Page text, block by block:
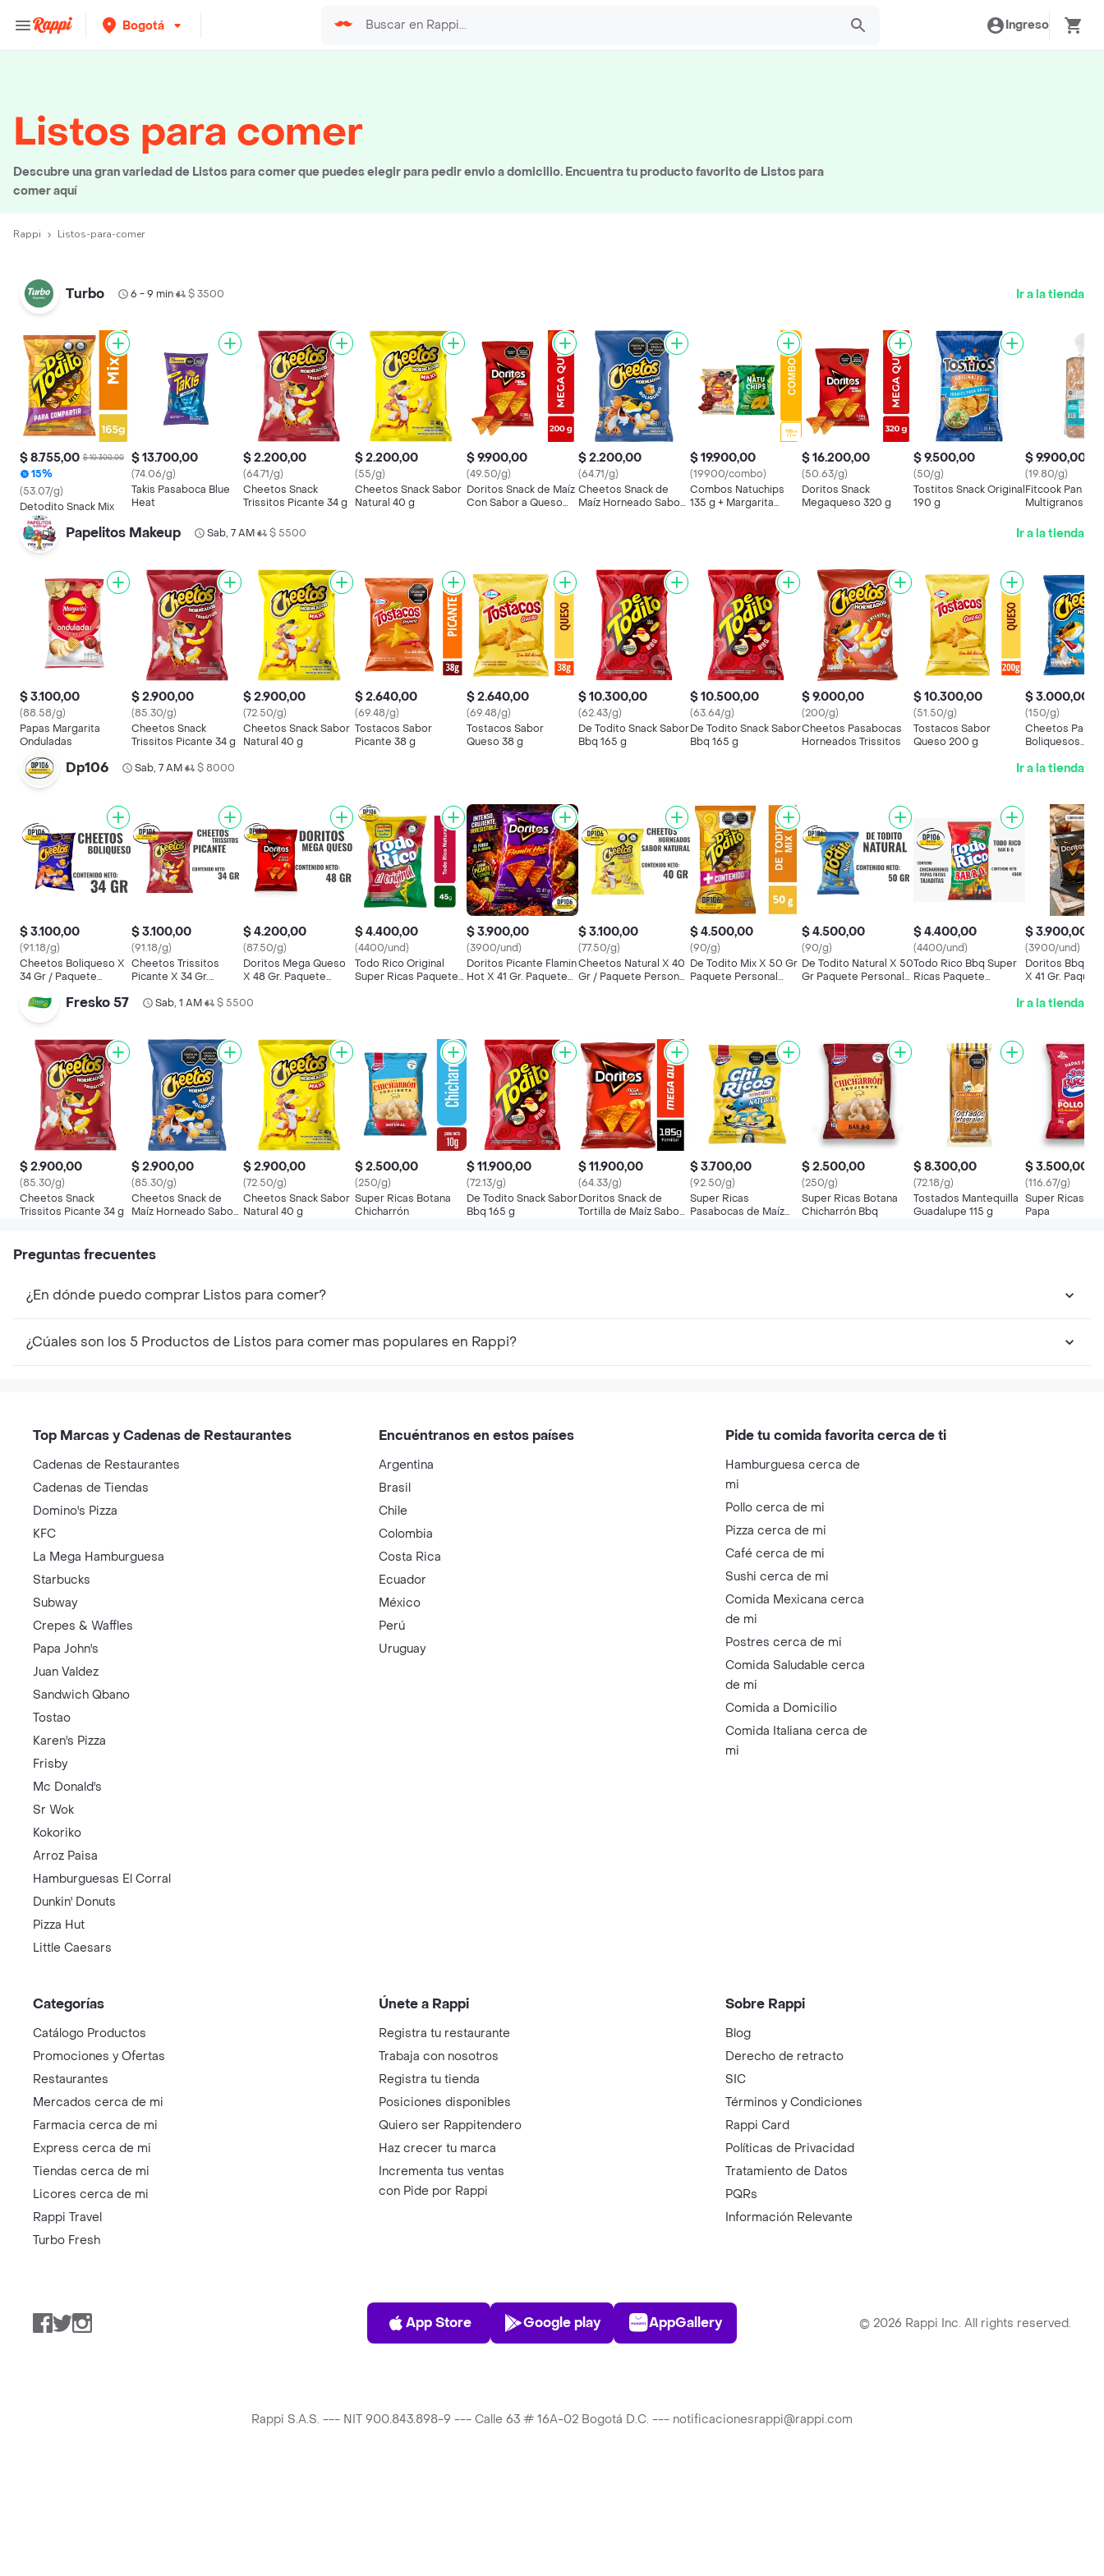
Bogotá Ingreso
Listos para comer
Descubre una gran variedad de Listos para comer que puedes elegir para pedir envio a domicilio. Encuentra tu producto favorito de Listos para
comer aquí
Rappi Listos-para-comer
Turbo 6 - 9 min• $ 3500 Ir a la tienda
$ 8.755,00 $ 10.300,00
15%
(53.07/g)
Detodito Snack Mix
$ 13.700,00
(74.06/g)
Takis Pasaboca Blue
Heat
$ 2.200,00
(64.71/g)
Cheetos Snack
Trissitos Picante 34 g
$ 2.200,00
(55/g)
Cheetos Snack Sabor
Natural 40 g
$ 9.900,00
(49.50/g)
Doritos Snack de Maíz
Con Sabor a Queso
$ 2.200,00
(64.71/g)
Cheetos Snack de
Maíz Horneado Sabor
$ 19.900,00
(19900/combo)
Combos Natuchips
135 g + Margarita
$ 16.200,00
(50.63/g)
Doritos Snack
Megaqueso 320 g
$ 9.500,00
(50/g)
Tostitos Snack Original
190 g
$ 9.900,00
(19.80/g)
Fitcook Pan
Multigranos
Papelitos Makeup Sab, 7 AM• $ 5500 Ir a la tienda
$ 3.100,00
(88.58/g)
Papas Margarita
Onduladas
$ 2.900,00
(85.30/g)
Cheetos Snack
Trissitos Picante 34 g
$ 2.900,00
(72.50/g)
Cheetos Snack Sabor
Natural 40 g
$ 2.640,00
(69.48/g)
Tostacos Sabor
Picante 38 g
$ 2.640,00
(69.48/g)
Tostacos Sabor
Queso 38 g
$ 10.300,00
(62.43/g)
De Todito Snack Sabor
Bbq 165 g
$ 10.500,00
(63.64/g)
De Todito Snack Sabor
Bbq 165 g
$ 9.000,00
(200/g)
Cheetos Pasabocas
Horneados Trissitos
$ 10.300,00
(51.50/g)
Tostacos Sabor
Queso 200 g
$ 3.000,00
(150/g)
Cheetos
Boliquesos
Dp106 Sab, 7 AM• $ 8000 Ir a la tienda
$ 3.100,00
(91.18/g)
Cheetos Boliqueso X
34 Gr / Paquete
$ 3.100,00
(91.18/g)
Cheetos Trissitos
Picante X 34 Gr.
Pasabocas
$ 4.200,00
(87.50/g)
Doritos Mega Queso
X 48 Gr. Paquete
$ 4.400,00
(4400/und)
Todo Rico Original
Super Ricas Paquete
$ 3.900,00
(3900/und)
Doritos Picante Flamin
Hot X 41 Gr. Paquete
$ 3.100,00
(77.50/g)
Cheetos Natural X 40
Gr / Paquete Personal
$ 4.500,00
(90/g)
De Todito Mix X 50 Gr
Paquete Personal
$ 4.500,00
(90/g)
De Todito Natural X 50
Gr Paquete Personal
$ 4.400,00
(4400/und)
Todo Rico Bbq Super
Ricas Paquete
$ 3.900,00
(3900/und)
Doritos Bbq
X 41 Gr.
Fresko 57 Sab, 1 AM• $ 5500 Ir a la tienda
$ 2.900,00
(85.30/g)
Cheetos Snack
Trissitos Picante 34 g
$ 2.900,00
(85.30/g)
Cheetos Snack de
Maíz Horneado Sabor
$ 2.900,00
(72.50/g)
Cheetos Snack Sabor
Natural 40 g
$ 2.500,00
(250/g)
Super Ricas Botana
Chicharrón
$ 11.900,00
(72.13/g)
De Todito Snack Sabor
Bbq 165 g
$ 11.900,00
(64.33/g)
Doritos Snack de
Tortilla de Maíz Sabor
$ 3.700,00
(92.50/g)
Super Ricas
Pasabocas de Maíz
$ 2.500,00
(250/g)
Super Ricas Botana
Chicharrón Bbq
$ 8.300,00
(72.18/g)
Tostados Mantequilla
Guadalupe 115 g
$ 3.500,00
(116.67/g)
Super Ricas
Papa
Preguntas frecuentes
¿En dónde puedo comprar Listos para comer?
¿Cúales son los 5 Productos de Listos para comer mas populares en Rappi?
Top Marcas y Cadenas de Restaurantes
Cadenas de Restaurantes
Cadenas de Tiendas
Domino's Pizza
KFC
La Mega Hamburguesa
Starbucks
Subway
Crepes & Waffles
Papa John's
Juan Valdez
Sandwich Qbano
Tostao
Karen's Pizza
Frisby
Mc Donald's
Sr Wok
Kokoriko
Arroz Paisa
Hamburguesas El Corral
Dunkin' Donuts
Pizza Hut
Little Caesars
Encuéntranos en estos países
Argentina
Brasil
Chile
Colombia
Costa Rica
Ecuador
México
Perú
Uruguay
Pide tu comida favorita cerca de ti
Hamburguesa cerca de
mi
Pollo cerca de mi
Pizza cerca de mi
Café cerca de mi
Sushi cerca de mi
Comida Mexicana cerca
de mi
Postres cerca de mi
Comida Saludable cerca
de mi
Comida a Domicilio
Comida Italiana cerca de
mi
Categorías
Catálogo Productos
Promociones y Ofertas
Restaurantes
Mercados cerca de mi
Farmacia cerca de mi
Express cerca de mi
Tiendas cerca de mi
Licores cerca de mi
Rappi Travel
Turbo Fresh
Únete a Rappi
Registra tu restaurante
Trabaja con nosotros
Registra tu tienda
Posiciones disponibles
Quiero ser Rappitendero
Haz crecer tu marca
Incrementa tus ventas
con Pide por Rappi
Sobre Rappi
Blog
Derecho de retracto
SIC
Términos y Condiciones
Rappi Card
Políticas de Privacidad
Tratamiento de Datos
PQRs
Información Relevante
Facebook
TwitterInstagram
App Store
App Store
Play Store
Google play
AppGallery
AppGallery © 2026 Rappi Inc. All rights reserved.
Rappi S.A.S. --- NIT 900.843.898-9 --- Calle 63 # 16A-02 Bogotá D.C. --- notificacionesrappi@rappi.com